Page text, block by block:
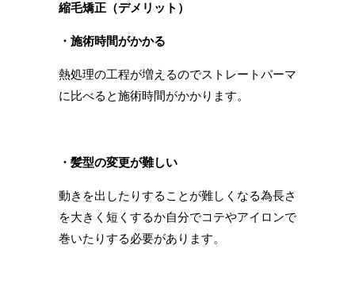
縮毛矯正（デメリット）
・施術時間がかかる
熱処理の工程が増えるのでストレートパーマ
に比べると施術時間がかかります。
・髪型の変更が難しい
動きを出したりすることが難しくなる為長さ
を大きく短くするか自分でコテやアイロンで
巻いたりする必要があります。